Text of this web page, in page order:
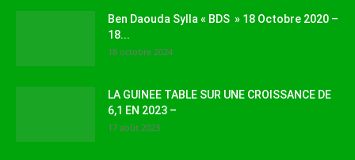
Ben Daouda Sylla « BDS » 18 Octobre 2020 –
18...
18 octobre 2024
LA GUINEE TABLE SUR UNE CROISSANCE DE
6,1 EN 2023 –
17 août 2023